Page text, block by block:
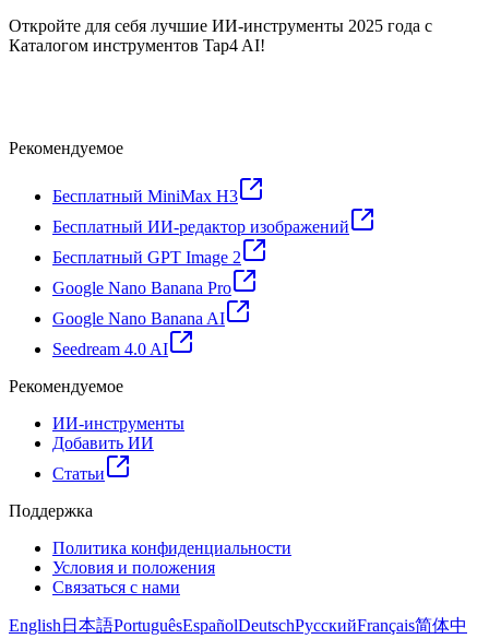
Откройте для себя лучшие ИИ-инструменты 2025 года с
Каталогом инструментов Tap4 AI!
Рекомендуемое
Бесплатный MiniMax H3
Бесплатный ИИ-редактор изображений
Бесплатный GPT Image 2
Google Nano Banana Pro
Google Nano Banana AI
Seedream 4.0 AI
Рекомендуемое
ИИ-инструменты
Добавить ИИ
Статьи
Поддержка
Политика конфиденциальности
Условия и положения
Связаться с нами
English 日本語PortuguêsEspañolDeutschРусскийFrançais简体中